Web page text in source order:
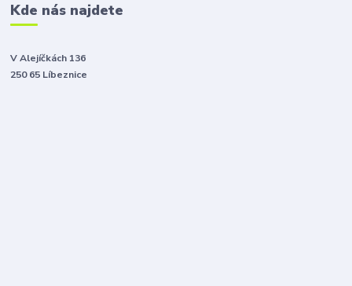
Kde nás najdete
V Alejíčkách 136
250 65 Líbeznice